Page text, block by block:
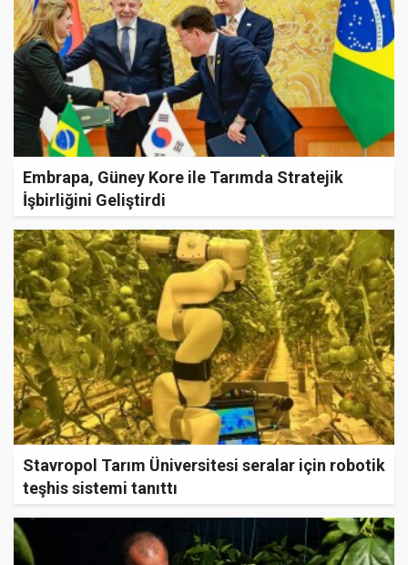
Embrapa, Güney Kore ile Tarımda Stratejik
İşbirliğini Geliştirdi
Stavropol Tarım Üniversitesi seralar için robotik
teşhis sistemi tanıttı